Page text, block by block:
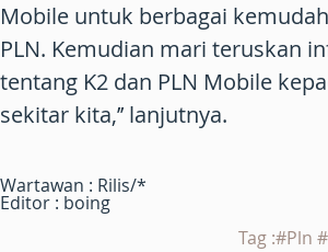
Mobile untuk berbagai
PLN. Kemudian mari teruskan
tentang K2 dan PLN Mobile
sekitar kita,’’ lanjutnya.
Wartawan : Rilis/*
Editor : boing
Tag :#Pln